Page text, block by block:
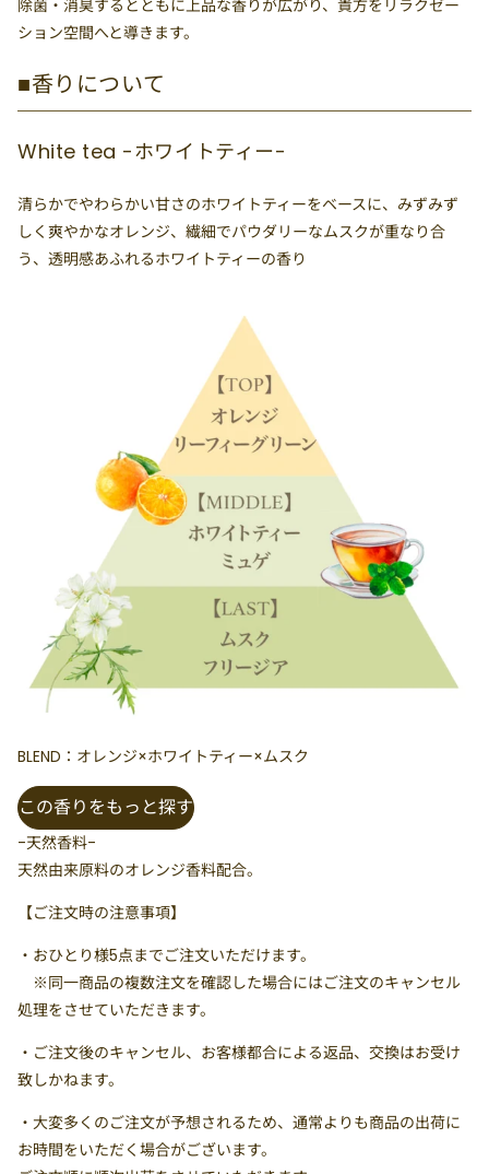
除菌・消臭するとともに上品な香りが広がり、貴方をリラクゼー
ション空間へと導きます。
■香りについて
White tea -ホワイトティー-
清らかでやわらかい甘さのホワイトティーをベースに、みずみず
しく爽やかなオレンジ、繊細でパウダリーなムスクが重なり合
う、透明感あふれるホワイトティーの香り
BLEND：オレンジ×ホワイトティー×ムスク
この香りをもっと探す
-天然香料-
天然由来原料のオレンジ香料配合。
【ご注文時の注意事項】
・ おひとり様5点までご注文いただけます。
※同一商品の複数注文を確認した場合にはご注文のキャンセル
処理をさせていただきます。
・ご注文後のキャンセル、お客様都合による返品、交換はお受け
致しかねます。
・大変多くのご注文が予想されるため、通常よりも商品の出荷に
お時間をいただく場合がございます。